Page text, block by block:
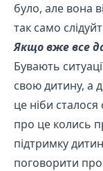
було, але вона
так само
Якщо вже все
Бувають
свою дитину, а
це ніби
про це колись
підтримку
поговорити